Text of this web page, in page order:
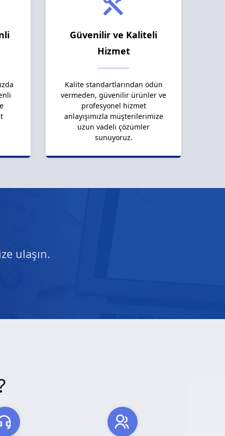
Güvenilir ve Kaliteli
Hizmet
Kalite standartlarından ödün
vermeden, güvenilir ürünler ve
profesyonel hizmet
anlayışımızla müşterilerimize
uzun vadeli çözümler
sunuyoruz.
ulaşın.